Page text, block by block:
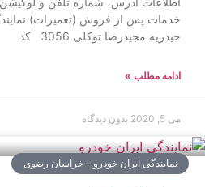
خدمات پس از فروش (تعمیرات)
حیدریه مجیدرضا توکلی 3056 کد
ادامه مطلب »
می 5, 2020 بدون دیدگاه
نمایندگی ایران خودرو – خراسان رضوی